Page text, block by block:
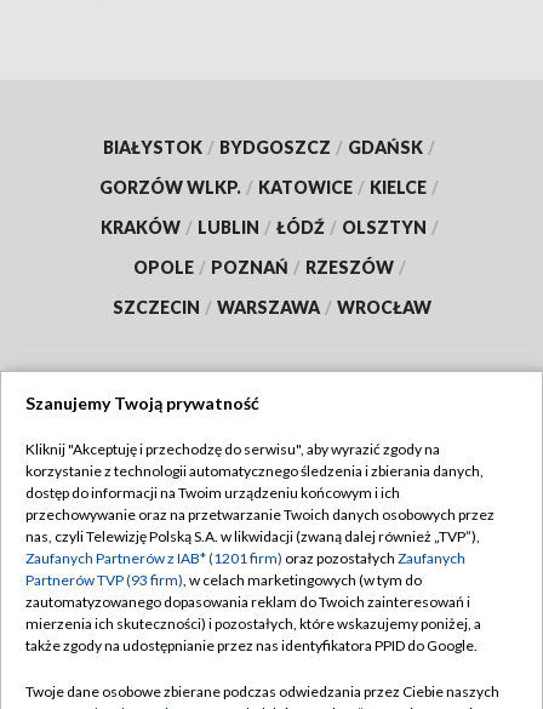
BIAŁYSTOK / BYDGOSZCZ / GDAŃSK /
GORZÓW WLKP. / KATOWICE / KIELCE /
KRAKÓW / LUBLIN / ŁÓDŹ / OLSZTYN /
OPOLE / POZNAŃ / RZESZÓW /
SZCZECIN / WARSZAWA / WROCŁAW
TVP
Abonament TVP
Emisja w TVP
Centrum informacji TVP
Naziemna Telewizja Cyfrowa
Regulamin TVP
Polityka prywatności
Moje zgody
Pomoc
Szanujemy Twoją prywatność
Kliknij "Akceptuję i przechodzę do serwisu", aby wyrazić zgody na
korzystanie z technologii automatycznego śledzenia i zbierania danych,
dostęp do informacji na Twoim urządzeniu końcowym i ich
przechowywanie oraz na przetwarzanie Twoich danych osobowych przez
nas, czyli Telewizję Polską S.A. w likwidacji (zwaną dalej również „TVP”),
Zaufanych Partnerów z IAB* (1201 firm) oraz pozostałych Zaufanych
Partnerów TVP (93 firm), w celach marketingowych (w tym do
zautomatyzowanego dopasowania reklam do Twoich zainteresowań i
mierzenia ich skuteczności) i pozostałych, które wskazujemy poniżej, a
także zgody na udostępnianie przez nas identyfikatora PPID do Google.
Twoje dane osobowe zbierane podczas odwiedzania przez Ciebie naszych